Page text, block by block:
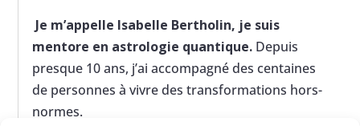
Je m’appelle Isabelle Bertholin, je suis
mentore en astrologie quantique. Depuis
presque 10 ans, j’ai accompagné des centaines
de personnes à vivre des transformations hors-
normes.